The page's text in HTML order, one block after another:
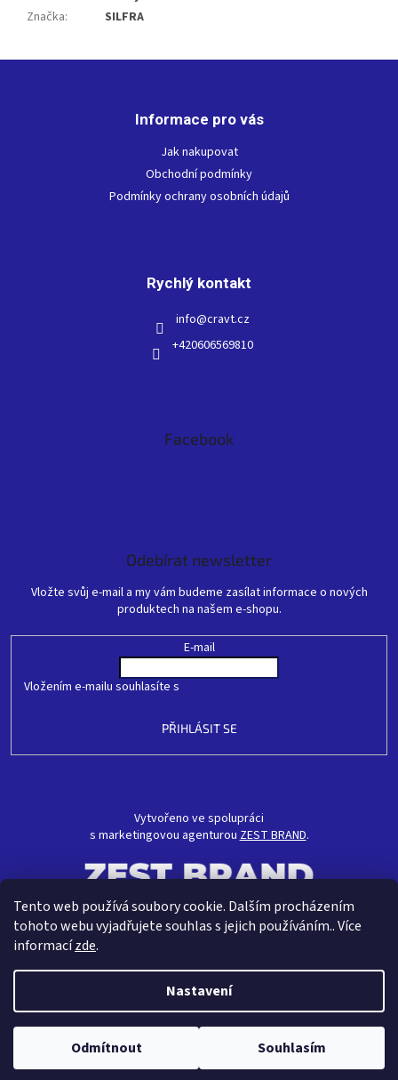
Tento web používá soubory cookie. Dalším procházením
tohoto webu vyjadřujete souhlas s jejich používáním.. Více
informacízde.
Nastavení
Odmítnout Souhlasím
Značka: SILFRA
Informace pro vás
Jak nakupovat
Obchodní podmínky
Podmínky ochrany osobních údajů
Rychlý kontakt
info@cravt.cz
+420606569810
Facebook
Odebírat newsletter
Vložte svůj e-mail a my vám budeme zasílat informace o nových
produktech na našem e-shopu.
E-mail
Vložením e-mailu souhlasíte s
PŘIHLÁSIT SE
Vytvořeno ve spolupráci
s marketingovou agenturou ZEST BRAND.
Vytvořil Shoptet
Copyright 2026CRAVT koupelny s.r.o. . Všechna práva vyhrazena.